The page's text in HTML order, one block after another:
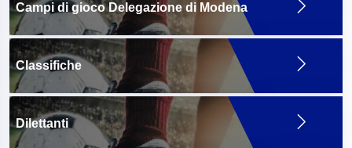
Campi di gioco Delegazione di Modena
Classifiche
Dilettanti